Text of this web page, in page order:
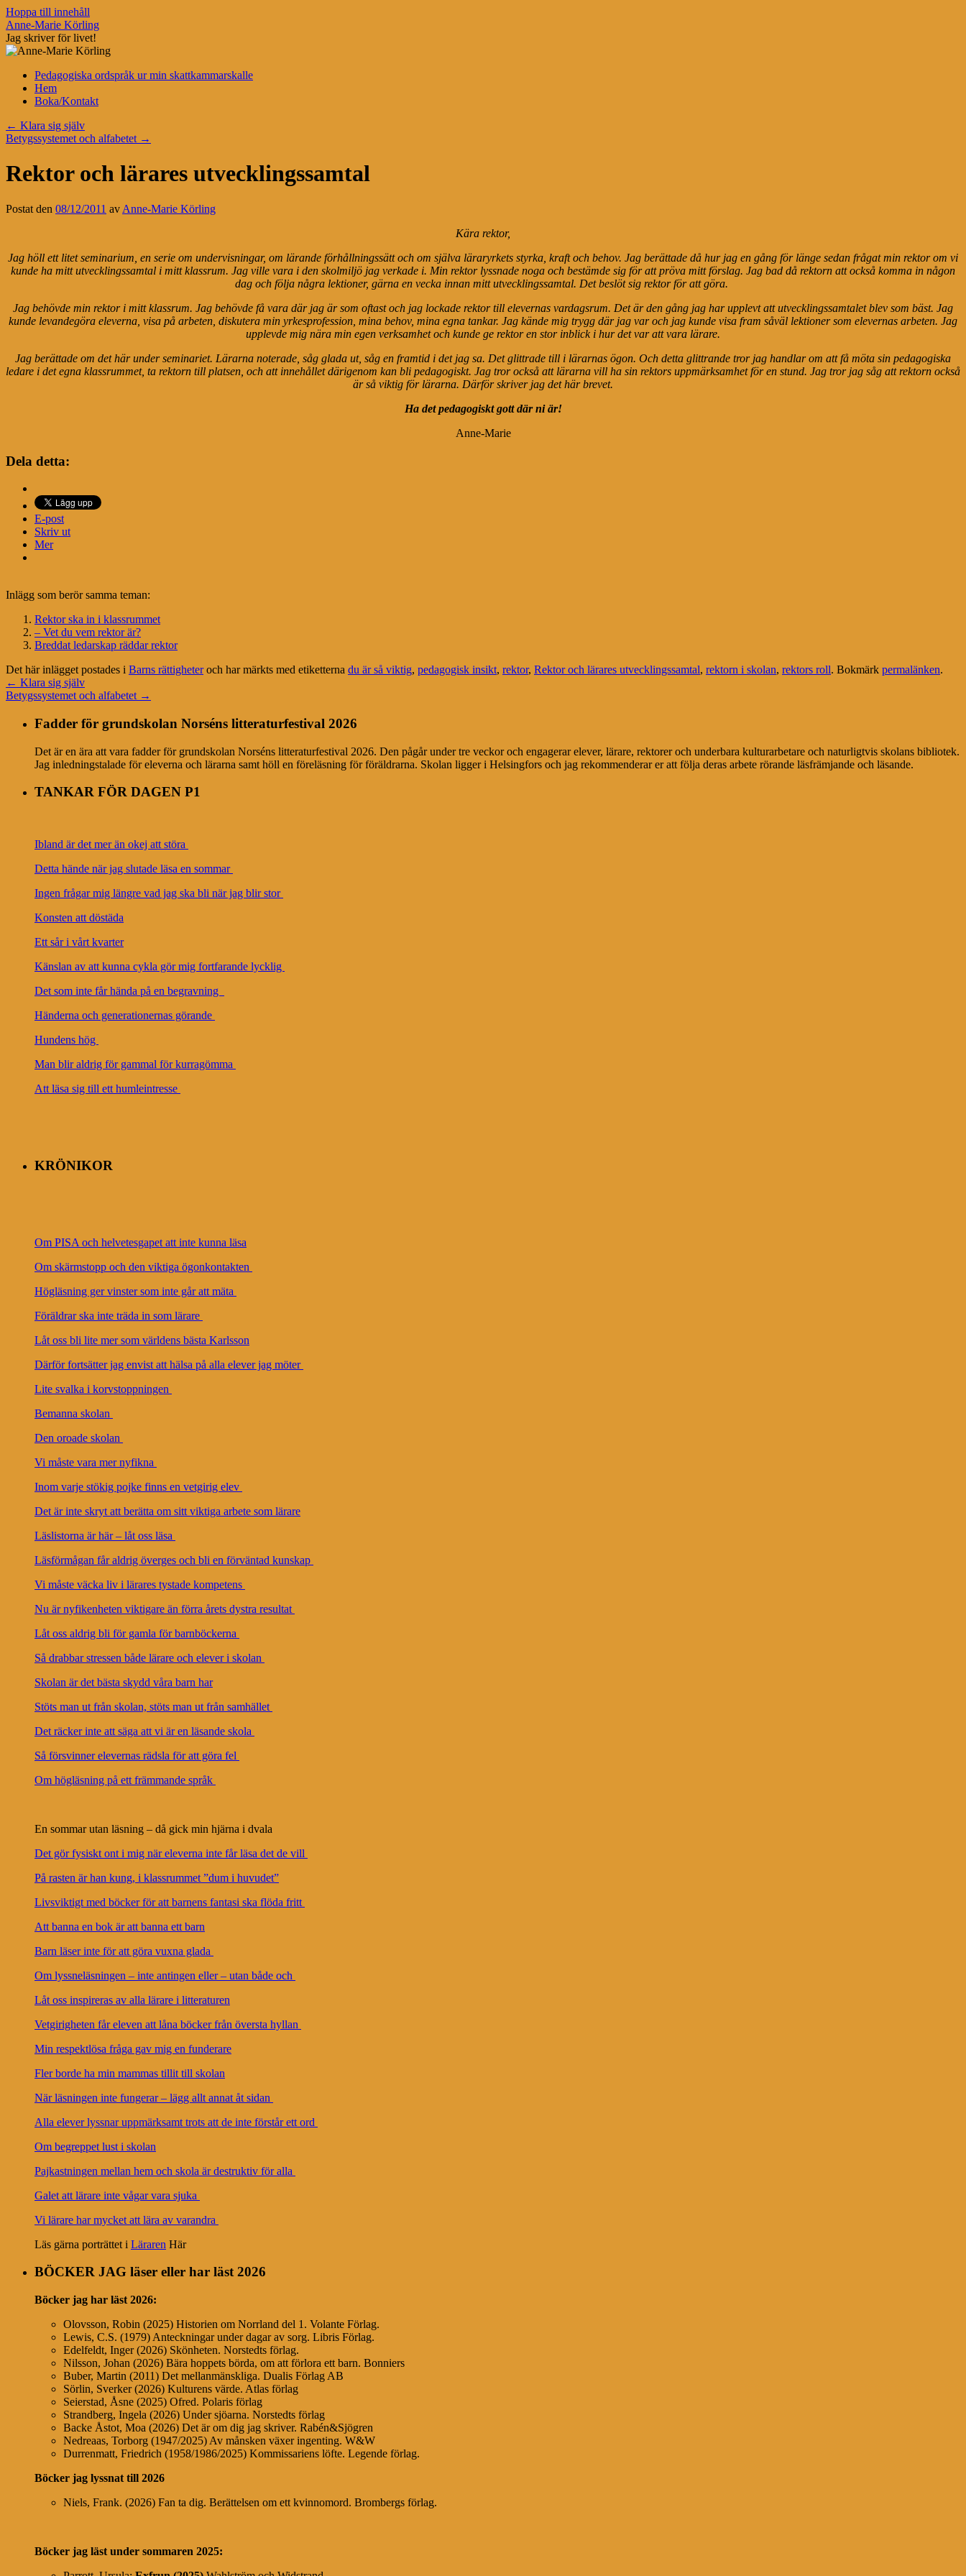
Hoppa till innehåll
Anne-Marie Körling
Jag skriver för livet!
Pedagogiska ordspråk ur min skattkammarskalle
Hem
Boka/Kontakt
← Klara sig själv
Betygssystemet och alfabetet →
Rektor och lärares utvecklingssamtal
Postat den 08/12/2011 av Anne-Marie Körling
Kära rektor,
Jag höll ett litet seminarium, en serie om undervisningar, om lärande förhållningssätt och om själva läraryrkets styrka, kraft och behov. Jag berättade då hur jag en gång för länge sedan frågat min rektor om vi
kunde ha mitt utvecklingssamtal i mitt klassrum. Jag ville vara i den skolmiljö jag verkade i. Min rektor lyssnade noga och bestämde sig för att pröva mitt förslag. Jag bad då rektorn att också komma in någon
dag och följa några lektioner, gärna en vecka innan mitt utvecklingssamtal. Det beslöt sig rektor för att göra.
Jag behövde min rektor i mitt klassrum. Jag behövde få vara där jag är som oftast och jag lockade rektor till elevernas vardagsrum. Det är den gång jag har upplevt att utvecklingssamtalet blev som bäst. Jag
kunde levandegöra eleverna, visa på arbeten, diskutera min yrkesprofession, mina behov, mina egna tankar. Jag kände mig trygg där jag var och jag kunde visa fram såväl lektioner som elevernas arbeten. Jag
upplevde mig nära min egen verksamhet och kunde ge rektor en stor inblick i hur det var att vara lärare.
Jag berättade om det här under seminariet. Lärarna noterade, såg glada ut, såg en framtid i det jag sa. Det glittrade till i lärarnas ögon. Och detta glittrande tror jag handlar om att få möta sin pedagogiska
ledare i det egna klassrummet, ta rektorn till platsen, och att innehållet därigenom kan bli pedagogiskt. Jag tror också att lärarna vill ha sin rektors uppmärksamhet för en stund. Jag tror jag såg att rektorn också
är så viktig för lärarna. Därför skriver jag det här brevet.
Ha det pedagogiskt gott där ni är!
Anne-Marie
Dela detta:
E-post
Skriv ut
Mer
Inlägg som berör samma teman:
Rektor ska in i klassrummet
– Vet du vem rektor är?
Breddat ledarskap räddar rektor
Det här inlägget postades i Barns rättigheteroch har märkts med etiketterna du är så viktig, pedagogisk insikt, rektor, Rektor och lärares utvecklingssamtal, rektorn i skolan, rektors roll. Bokmärk permalänken.
← Klara sig själv
Betygssystemet och alfabetet →
Fadder för grundskolan Norséns litteraturfestival 2026
Det är en ära att vara fadder för grundskolan Norséns litteraturfestival 2026. Den pågår under tre veckor och engagerar elever, lärare, rektorer och underbara kulturarbetare och naturligtvis skolans bibliotek.
Jag inledningstalade för eleverna och lärarna samt höll en föreläsning för föräldrarna. Skolan ligger i Helsingfors och jag rekommenderar er att följa deras arbete rörande läsfrämjande och läsande.
TANKAR FÖR DAGEN P1
Ibland är det mer än okej att störa
Detta hände när jag slutade läsa en sommar
Ingen frågar mig längre vad jag ska bli när jag blir stor
Konsten att döstäda
Ett sår i vårt kvarter
Känslan av att kunna cykla gör mig fortfarande lycklig
Det som inte får hända på en begravning
Händerna och generationernas görande
Hundens hög
Man blir aldrig för gammal för kurragömma
Att läsa sig till ett humleintresse
KRÖNIKOR
Om PISA och helvetesgapet att inte kunna läsa
Om skärmstopp och den viktiga ögonkontakten
Högläsning ger vinster som inte går att mäta
Föräldrar ska inte träda in som lärare
Låt oss bli lite mer som världens bästa Karlsson
Därför fortsätter jag envist att hälsa på alla elever jag möter
Lite svalka i korvstoppningen
Bemanna skolan
Den oroade skolan
Vi måste vara mer nyfikna
Inom varje stökig pojke finns en vetgirig elev
Det är inte skryt att berätta om sitt viktiga arbete som lärare
Läslistorna är här – låt oss läsa
Läsförmågan får aldrig överges och bli en förväntad kunskap
Vi måste väcka liv i lärares tystade kompetens
Nu är nyfikenheten viktigare än förra årets dystra resultat
Låt oss aldrig bli för gamla för barnböckerna
Så drabbar stressen både lärare och elever i skolan
Skolan är det bästa skydd våra barn har
Stöts man ut från skolan, stöts man ut från samhället
Det räcker inte att säga att vi är en läsande skola
Så försvinner elevernas rädsla för att göra fel
Om högläsning på ett främmande språk
En sommar utan läsning – då gick min hjärna i dvala
Det gör fysiskt ont i mig när eleverna inte får läsa det de vill
På rasten är han kung, i klassrummet ”dum i huvudet”
Livsviktigt med böcker för att barnens fantasi ska flöda fritt
Att banna en bok är att banna ett barn
Barn läser inte för att göra vuxna glada
Om lyssneläsningen – inte antingen eller – utan både och
Låt oss inspireras av alla lärare i litteraturen
Vetgirigheten får eleven att låna böcker från översta hyllan
Min respektlösa fråga gav mig en funderare
Fler borde ha min mammas tillit till skolan
När läsningen inte fungerar – lägg allt annat åt sidan
Alla elever lyssnar uppmärksamt trots att de inte förstår ett ord
Om begreppet lust i skolan
Pajkastningen mellan hem och skola är destruktiv för alla
Galet att lärare inte vågar vara sjuka
Vi lärare har mycket att lära av varandra
Läs gärna porträttet i Läraren Här
BÖCKER JAG läser eller har läst 2026
Böcker jag har läst 2026:
Olovsson, Robin (2025) Historien om Norrland del 1. Volante Förlag.
Lewis, C.S. (1979) Anteckningar under dagar av sorg. Libris Förlag.
Edelfeldt, Inger (2026) Skönheten. Norstedts förlag.
Nilsson, Johan (2026) Bära hoppets börda, om att förlora ett barn. Bonniers
Buber, Martin (2011) Det mellanmänskliga. Dualis Förlag AB
Sörlin, Sverker (2026) Kulturens värde. Atlas förlag
Seierstad, Åsne (2025) Ofred. Polaris förlag
Strandberg, Ingela (2026) Under sjöarna. Norstedts förlag
Backe Åstot, Moa (2026) Det är om dig jag skriver. Rabén&Sjögren
Nedreaas, Torborg (1947/2025) Av månsken växer ingenting. W&W
Durrenmatt, Friedrich (1958/1986/2025) Kommissariens löfte. Legende förlag.
Böcker jag lyssnat till 2026
Niels, Frank. (2026) Fan ta dig. Berättelsen om ett kvinnomord. Brombergs förlag.
Böcker jag läst under sommaren 2025: